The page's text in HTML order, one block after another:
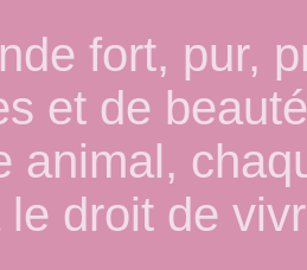
fort, pur,
et de
animal,
le droit de